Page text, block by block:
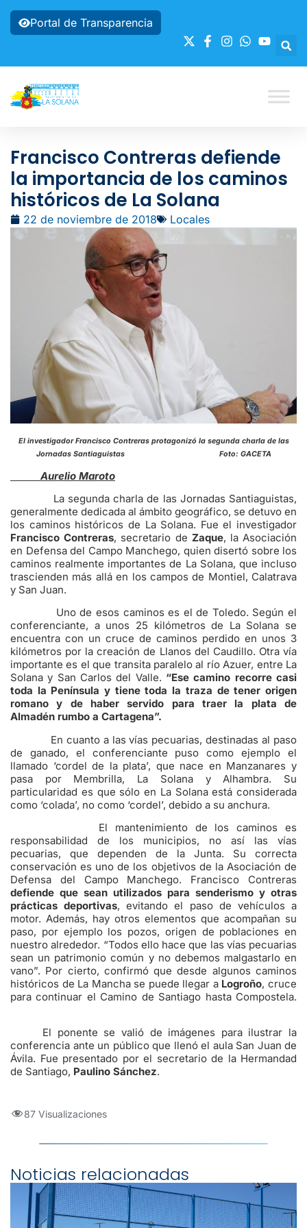
Portal de Transparencia
Francisco Contreras defiende
la importancia de los caminos
históricos de La Solana
22 de noviembre de 2018 Locales
El investigador Francisco Contreras protagonizó la segunda charla de las
Jornadas Santiaguistas Foto: GACETA
Aurelio Maroto
La segunda charla de las Jornadas Santiaguistas,
generalmente dedicada al ámbito geográfico, se detuvo en
los caminos históricos de La Solana. Fue el investigador
Francisco Contreras, secretario de Zaque, la Asociación
en Defensa del Campo Manchego, quien disertó sobre los
caminos realmente importantes de La Solana, que incluso
trascienden más allá en los campos de Montiel, Calatrava
y San Juan.
Uno de esos caminos es el de Toledo. Según el
conferenciante, a unos 25 kilómetros de La Solana se
encuentra con un cruce de caminos perdido en unos 3
kilómetros por la creación de Llanos del Caudillo. Otra vía
importante es el que transita paralelo al río Azuer, entre La
Solana y San Carlos del Valle. “Ese camino recorre casi
toda la Península y tiene toda la traza de tener origen
romano y de haber servido para traer la plata de
Almadén rumbo a Cartagena”.
En cuanto a las vías pecuarias, destinadas al paso
de ganado, el conferenciante puso como ejemplo el
llamado ‘cordel de la plata’, que nace en Manzanares y
pasa por Membrilla, La Solana y Alhambra. Su
particularidad es que sólo en La Solana está considerada
como ‘colada’, no como ‘cordel’, debido a su anchura.
El mantenimiento de los caminos es
responsabilidad de los municipios, no así las vías
pecuarias, que dependen de la Junta. Su correcta
conservación es uno de los objetivos de la Asociación de
Defensa del Campo Manchego. Francisco Contreras
defiende que sean utilizados para senderismo y otras
prácticas deportivas, evitando el paso de vehículos a
motor. Además, hay otros elementos que acompañan su
paso, por ejemplo los pozos, origen de poblaciones en
nuestro alrededor. “Todos ello hace que las vías pecuarias
sean un patrimonio común y no debemos malgastarlo en
vano”. Por cierto, confirmó que desde algunos caminos
históricos de La Mancha se puede llegar aLogroño, cruce
para continuar el Camino de Santiago hasta Compostela.
El ponente se valió de imágenes para ilustrar la
conferencia ante un público que llenó el aula San Juan de
Ávila. Fue presentado por el secretario de la Hermandad
de Santiago, Paulino Sánchez.
87 Visualizaciones
Noticias relacionadas